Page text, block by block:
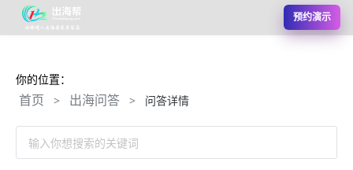
预约演示
你的位置：
首页 > 出海问答 > 问答详情
输入你想搜索的关键词